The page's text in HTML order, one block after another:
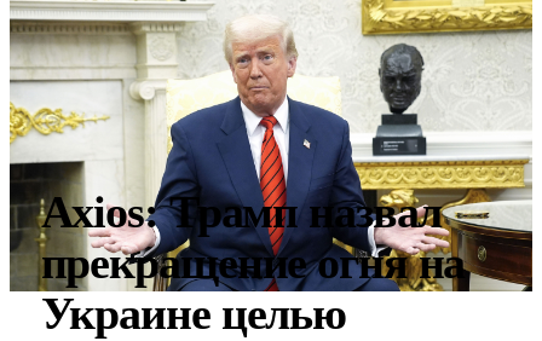
Axios: Трамп назвал
прекращение огня на
Украине целью